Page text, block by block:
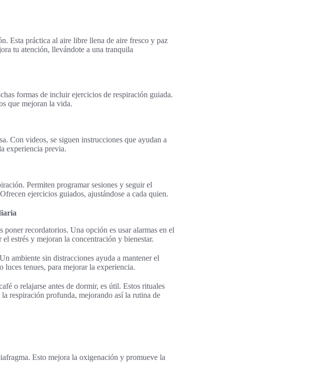
Esta práctica al aire libre llena de aire fresco y paz
tu atención, llevándote a una tranquila
formas de incluir ejercicios de respiración guiada.
que mejoran la vida.
Con videos, se siguen instrucciones que ayudan a
experiencia previa.
Permiten programar sesiones y seguir el
ejercicios guiados, ajustándose a cada quien.
recordatorios. Una opción es usar alarmas en el
estrés y mejoran la concentración y bienestar.
ambiente sin distracciones ayuda a mantener el
luces tenues, para mejorar la experiencia.
o relajarse antes de dormir, es útil. Estos rituales
respiración profunda, mejorando así la rutina de
Esto mejora la oxigenación y promueve la